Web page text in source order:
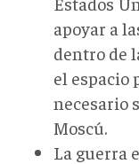
apoyar a
dentro de
el espacio
necesario
Moscú.
La guerra